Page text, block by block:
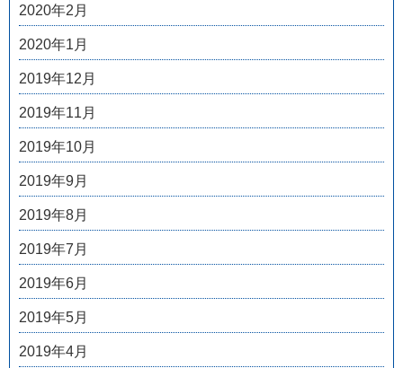
2020年2月
2020年1月
2019年12月
2019年11月
2019年10月
2019年9月
2019年8月
2019年7月
2019年6月
2019年5月
2019年4月